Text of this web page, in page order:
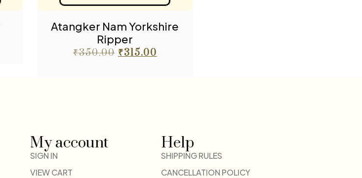
Atangker Nam Yorkshire
Ripper
₹350.00 ₹315.00
My account
SIGN IN
VIEW CART
Help
SHIPPING RULES
CANCELLATION POLICY